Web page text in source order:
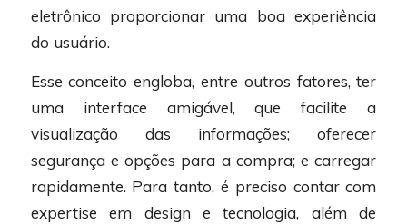
eletrônico proporcionar uma boa experiência
do usuário.
Esse conceito engloba, entre outros fatores, ter
uma interface amigável, que facilite a
visualização das informações; oferecer
segurança e opções para a compra; e carregar
rapidamente. Para tanto, é preciso contar com
expertise em design e tecnologia, além de